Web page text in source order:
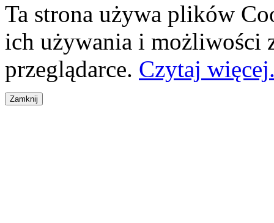
Ta strona używa plików
ich używania i możliwości
przeglądarce. Czytaj